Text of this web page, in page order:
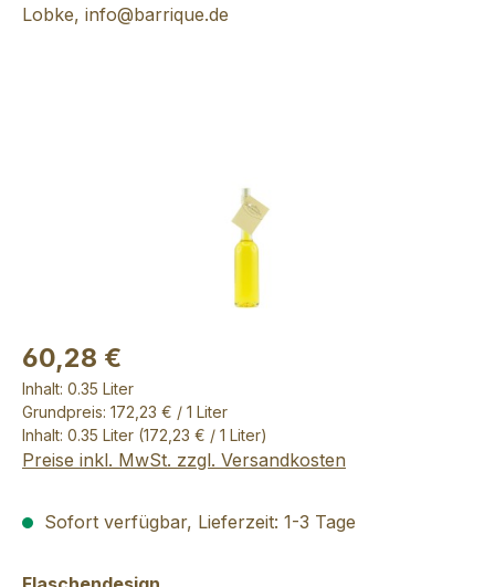
Lobke, info@barrique.de
60,28 €
Inhalt: 0.35 Liter
Grundpreis: 172,23 € / 1 Liter
Inhalt: 0.35 Liter (172,23 € / 1 Liter)
Preise inkl. MwSt. zzgl. Versandkosten
Sofort verfügbar, Lieferzeit: 1-3 Tage